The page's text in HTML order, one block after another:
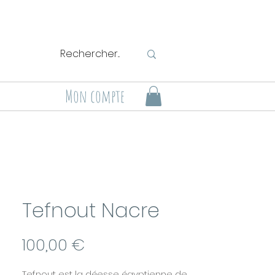
Mon compte
Tefnout Nacre
100,00 €